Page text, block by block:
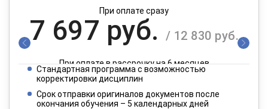
При оплате сразу
7 697 руб. / 12 830 руб.
При оплате в рассрочку на 6 месяцев
3 849 руб.
Стандартная программа с возможностью
корректировки дисциплин
Срок отправки оригиналов документов после
окончания обучения – 5 календарных дней